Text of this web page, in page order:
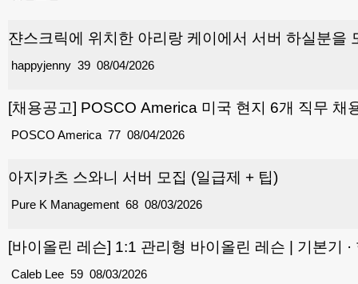
쟌스크릭에 위치한 아리랑 케이에서 서버 하실분을
39
happyjenny 08/04/2026
[채용공고] POSCO America 미국 현지 6개 직무 채
77
POSCO America 08/04/2026
아지카츠 스와니 서버 모집 (일급제 + 팁)
68
Pure K Management 08/03/2026
[바이올린 레슨] 1:1 관리형 바이올린 레슨 | 기본기
59
Caleb Lee 08/03/2026